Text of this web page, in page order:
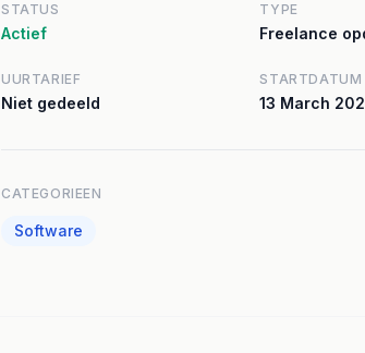
STATUS
Actief
TYPE
Freelance
UURTARIEF
Niet gedeeld
STARTDATUM
13 March
CATEGORIEEN
Software